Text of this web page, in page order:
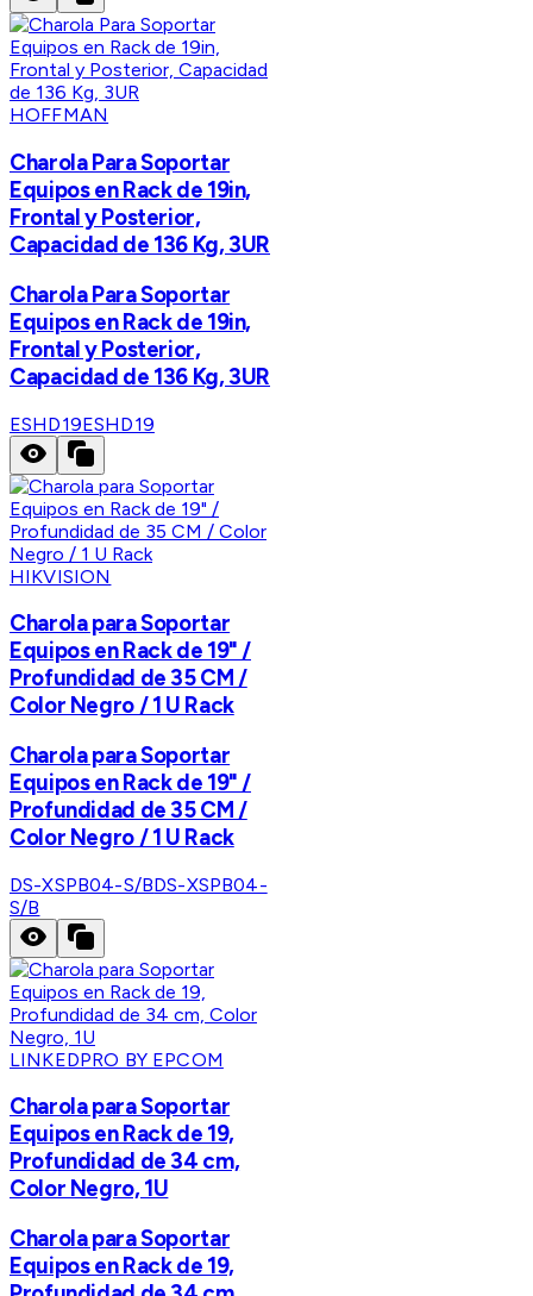
HOFFMAN
Charola Para Soportar
Equipos en Rack de 19in,
Frontal y Posterior,
Capacidad de 136 Kg, 3UR
Charola Para Soportar
Equipos en Rack de 19in,
Frontal y Posterior,
Capacidad de 136 Kg, 3UR
ESHD19ESHD19
HIKVISION
Charola para Soportar
Equipos en Rack de 19" /
Profundidad de 35 CM /
Color Negro / 1 U Rack
Charola para Soportar
Equipos en Rack de 19" /
Profundidad de 35 CM /
Color Negro / 1 U Rack
DS-XSPB04-S/BDS-XSPB04-
S/B
LINKEDPRO BY EPCOM
Charola para Soportar
Equipos en Rack de 19,
Profundidad de 34 cm,
Color Negro, 1U
Charola para Soportar
Equipos en Rack de 19,